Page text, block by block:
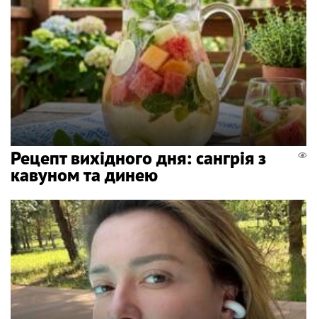
Рецепт вихідного дня: сангрія з
кавуном та динею